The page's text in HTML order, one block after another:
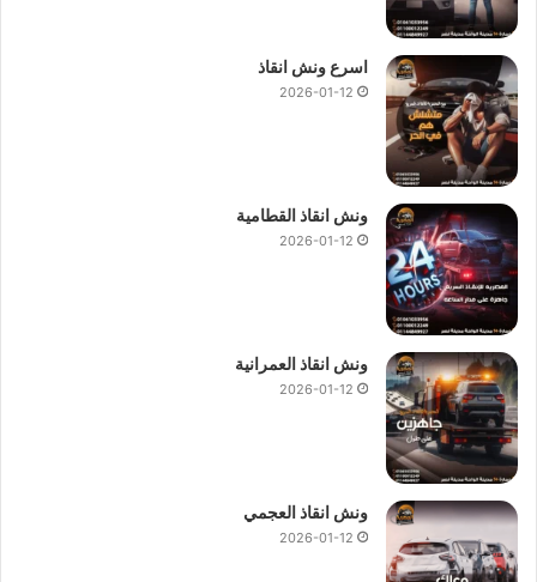
اسرع ونش انقاذ
2026-01-12
ونش انقاذ القطامية
2026-01-12
ونش انقاذ العمرانية
2026-01-12
ونش انقاذ العجمي
2026-01-12